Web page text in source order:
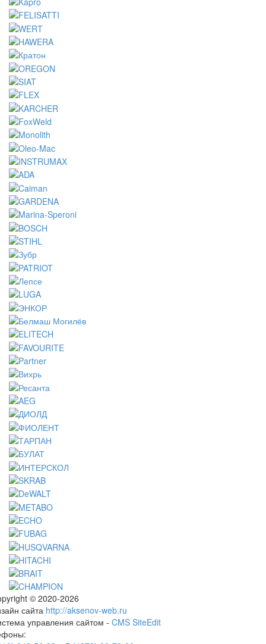
© 2020-2026
сайта http://aksenov-web.ru
управления сайтом - CMS SiteEdit